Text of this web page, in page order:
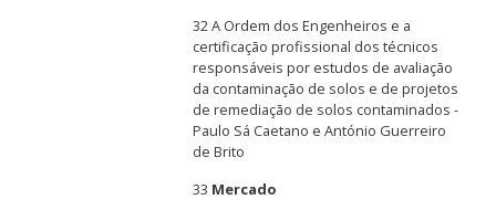
32 A Ordem dos Engenheiros e a
certificação profissional dos técnicos
responsáveis por estudos de avaliação
da contaminação de solos e de projetos
de remediação de solos contaminados -
Paulo Sá Caetano e António Guerreiro
de Brito
33 Mercado